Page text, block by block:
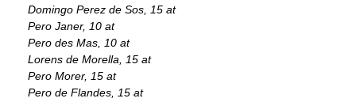
Domingo Perez de Sos, 15 at
Pero Janer, 10 at
Pero des Mas, 10 at
Lorens de Morella, 15 at
Pero Morer, 15 at
Pero de Flandes, 15 at